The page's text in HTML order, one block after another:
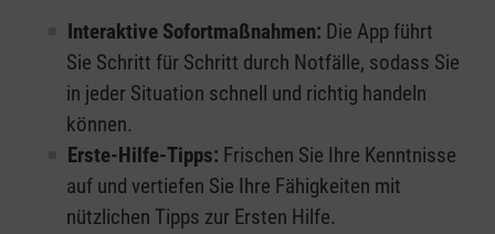
Interaktive Sofortmaßnahmen: Die App führt
Sie Schritt für Schritt durch Notfälle, sodass Sie
in jeder Situation schnell und richtig handeln
können.
Erste-Hilfe-Tipps: Frischen Sie Ihre Kenntnisse
auf und vertiefen Sie Ihre Fähigkeiten mit
nützlichen Tipps zur Ersten Hilfe.